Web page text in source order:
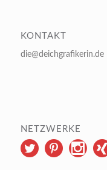
KONTAKT
die@deichgrafikerin.de
NETZWERKE